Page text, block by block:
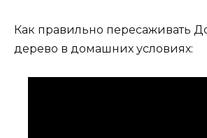
Как правильно пересаживать
дерево в домашних условиях: